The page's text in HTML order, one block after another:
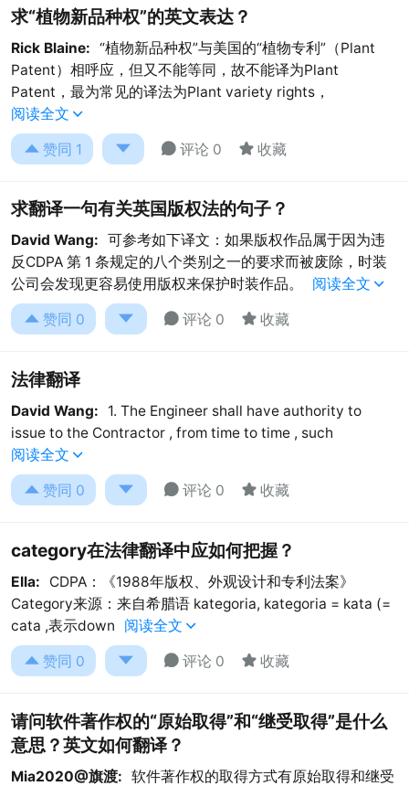
求“植物新品种权”的英文表达？
Rick Blaine: “植物新品种权”与美国的“植物专利”（Plant
Patent）相呼应，但又不能等同，故不能译为Plant
Patent，最为常见的译法为Plant variety rights，
阅读全文 
 赞同 1   评论 0  收藏
求翻译一句有关英国版权法的句子？
David Wang: 可参考如下译文：如果版权作品属于因为违
反CDPA 第 1 条规定的八个类别之一的要求而被废除，时装
公司会发现更容易使用版权来保护时装作品。
阅读全文 
 赞同 0   评论 0  收藏
法律翻译
David Wang:
1. The Engineer shall have authority to
issue to the Contractor , from time to time , such
阅读全文 
 赞同 0   评论 0  收藏
category在法律翻译中应如何把握？
Ella:
CDPA：《1988年版权、外观设计和专利法案》
Category来源：来自希腊语 kategoria, kategoria = kata (=
cata ,表示down
阅读全文 
 赞同 0   评论 0  收藏
请问软件著作权的“原始取得”和“继受取得”是什么
意思？英文如何翻译？
Mia2020@旗渡: 软件著作权的取得方式有原始取得和继受